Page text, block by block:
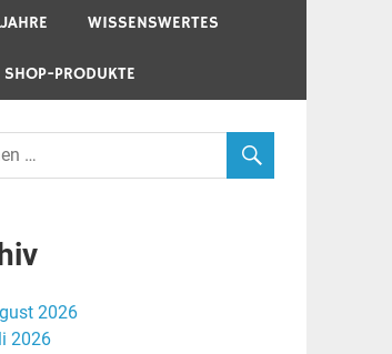
WISSENSWERTES
SHOP-PRODUKTE
2026
2026